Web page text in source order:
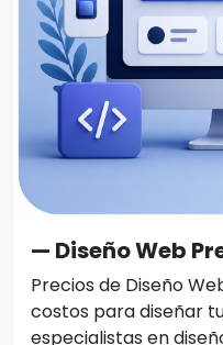
— Diseño Web
Precios de Diseño
costos para diseñar
especialistas en